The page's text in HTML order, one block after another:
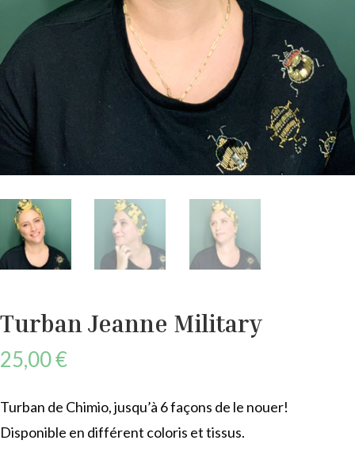
Turban Jeanne Military
25,00€
Turban de Chimio, jusqu’à 6 façons de le nouer!
Disponible en différent coloris et tissus.